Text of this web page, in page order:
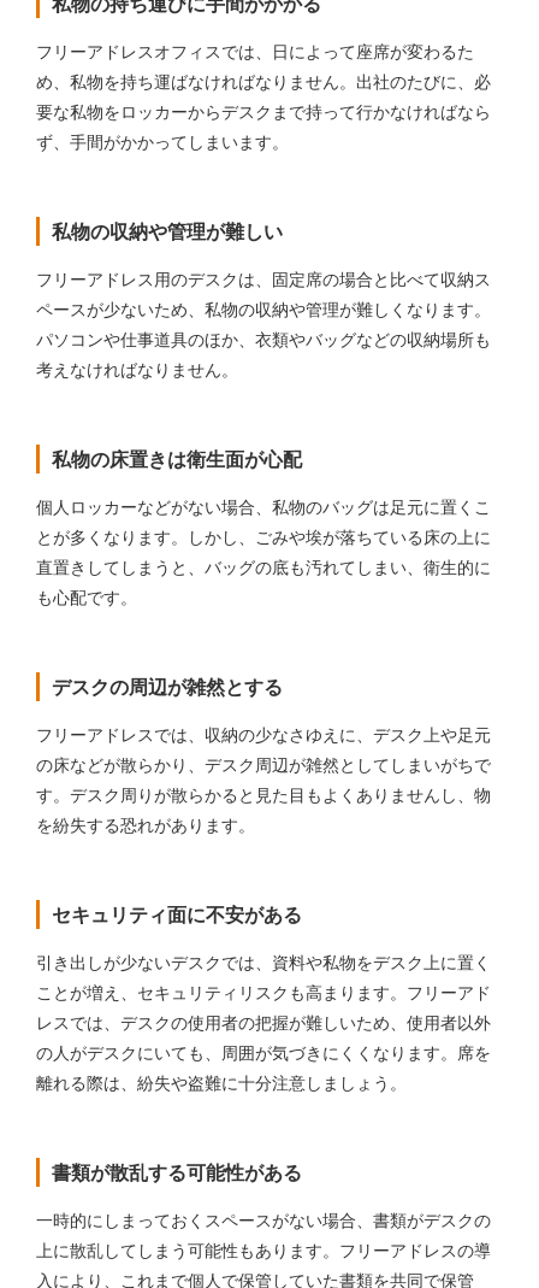
フリーアドレスオフィスでは、日によって座席が変わるた
め、私物を持ち運ばなければなりません。出社のたびに、必
要な私物をロッカーからデスクまで持って行かなければなら
ず、手間がかかってしまいます。
私物の収納や管理が難しい
フリーアドレス用のデスクは、固定席の場合と比べて収納ス
ペースが少ないため、私物の収納や管理が難しくなります。
パソコンや仕事道具のほか、衣類やバッグなどの収納場所も
考えなければなりません。
私物の床置きは衛生面が心配
個人ロッカーなどがない場合、私物のバッグは足元に置くこ
とが多くなります。しかし、ごみや埃が落ちている床の上に
直置きしてしまうと、バッグの底も汚れてしまい、衛生的に
も心配です。
デスクの周辺が雑然とする
フリーアドレスでは、収納の少なさゆえに、デスク上や足元
の床などが散らかり、デスク周辺が雑然としてしまいがちで
す。デスク周りが散らかると見た目もよくありませんし、物
を紛失する恐れがあります。
セキュリティ面に不安がある
引き出しが少ないデスクでは、資料や私物をデスク上に置く
ことが増え、セキュリティリスクも高まります。フリーアド
レスでは、デスクの使用者の把握が難しいため、使用者以外
の人がデスクにいても、周囲が気づきにくくなります。席を
離れる際は、紛失や盗難に十分注意しましょう。
書類が散乱する可能性がある
一時的にしまっておくスペースがない場合、書類がデスクの
上に散乱してしまう可能性もあります。フリーアドレスの導
入により、これまで個人で保管していた書類を共同で保管